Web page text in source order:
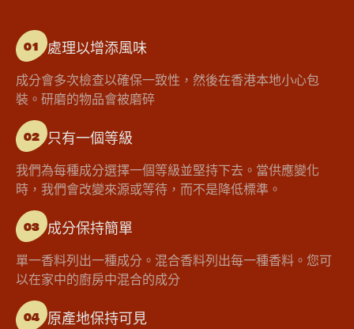
01 處理以增添風味
成分會多次檢查以確保一致性，然後在香港本地小心包
裝。研磨的物品會被磨碎
02 只有一個等級
我們為每種成分選擇一個等級並堅持下去。當供應變化
時，我們會改變來源或等待，而不是降低標準。
03 成分保持簡單
單一香料列出一種成分。混合香料列出每一種香料。您可
以在家中的廚房中混合的成分
04 原產地保持可見